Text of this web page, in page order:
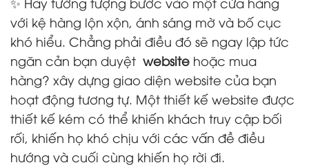
với kệ hàng lộn xộn, ánh sáng mờ và bố cục
khó hiểu. Chẳng phải điều đó sẽ ngay lập tức
ngăn cản bạn duyệt website hoặc mua
hàng? xây dựng giao diện website của bạn
hoạt động tương tự. Một thiết kế website được
thiết kế kém có thể khiến khách truy cập bối
rối, khiến họ khó chịu với các vấn đề điều
hướng và cuối cùng khiến họ rời đi.